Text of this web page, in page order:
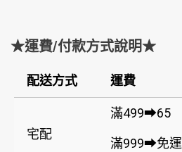
★運費/付款方式說明★
配送方式 運費
宅配
滿499➡65
滿999➡免運